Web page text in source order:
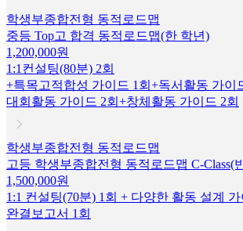
학생부종합전형 동적로드맵
중등 Top고 합격 동적로드맵(한 학년)
1,200,000원
1:1컨설팅(80분) 2회
+특목고적합성 가이드 1회+독서활동 가이
대회활동 가이드 2회+창체활동 가이드 2회
학생부종합전형 동적로드맵
고등 학생부종합전형 동적로드맵 C-Class(
1,500,000원
1:1 컨설팅(70분) 1회 + 다양한 활동 설계
완결보고서 1회